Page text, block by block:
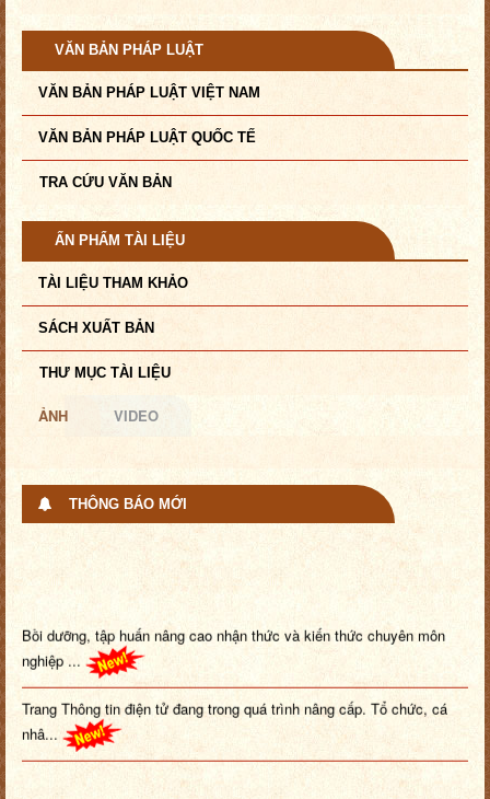
VĂN BẢN PHÁP LUẬT
VĂN BẢN PHÁP LUẬT VIỆT NAM
VĂN BẢN PHÁP LUẬT QUỐC TẾ
TRA CỨU VĂN BẢN
ẤN PHẨM TÀI LIỆU
TÀI LIỆU THAM KHẢO
SÁCH XUẤT BẢN
THƯ MỤC TÀI LIỆU
ẢNH VIDEO
THÔNG BÁO MỚI
nghiệp ...
Trang Thông tin điện tử đang trong quá trình nâng cấp. Tổ chức, cá
nhâ...